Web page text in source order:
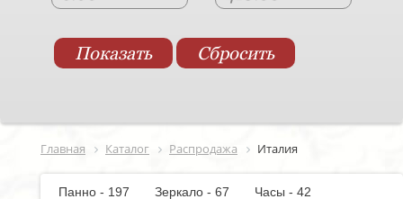
Главная Каталог Распродажа Италия
Панно - 197 Зеркало - 67
Часы - 42